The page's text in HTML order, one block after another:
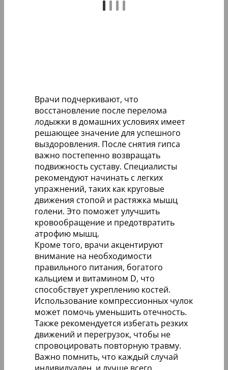
Врачи подчеркивают, что
восстановление после перелома
лодыжки в домашних условиях имеет
решающее значение для успешного
выздоровления. После снятия гипса
важно постепенно возвращать
подвижность суставу. Специалисты
рекомендуют начинать с легких
упражнений, таких как круговые
движения стопой и растяжка мышц
голени. Это поможет улучшить
кровообращение и предотвратить
атрофию мышц.
Кроме того, врачи акцентируют
внимание на необходимости
правильного питания, богатого
кальцием и витамином D, что
способствует укреплению костей.
Использование компрессионных чулок
может помочь уменьшить отечность.
Также рекомендуется избегать резких
движений и перегрузок, чтобы не
спровоцировать повторную травму.
Важно помнить, что каждый случай
индивидуален, и лучше всего